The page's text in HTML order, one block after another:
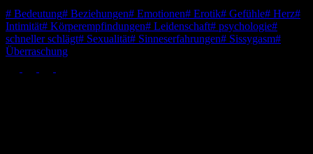
# Bedeutung# Beziehungen# Emotionen# Erotik# Gefühle# Herz#
Intimität# Körperempfindungen# Leidenschaft# psychologie#
schneller schlägt# Sexualität# Sinneserfahrungen# Sissygasm#
Überraschung